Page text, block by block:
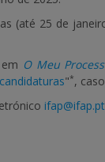
(até 25 de
O Meu
"*,
ifap@ifap.pt